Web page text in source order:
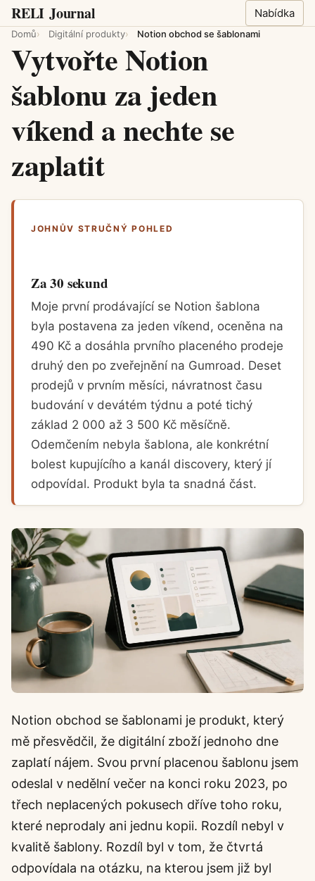
RELI Journal Nabídka
Domů Digitální produkty Notion obchod se šablonami
Vytvořte Notion
šablonu za jeden
víkend a nechte se
zaplatit
JOHNŮV STRUČNÝ POHLED
Za 30 sekund
Moje první prodávající se Notion šablona
byla postavena za jeden víkend, oceněna na
490 Kč a dosáhla prvního placeného prodeje
druhý den po zveřejnění na Gumroad. Deset
prodejů v prvním měsíci, návratnost času
budování v devátém týdnu a poté tichý
základ 2 000 až 3 500 Kč měsíčně.
Odemčením nebyla šablona, ale konkrétní
bolest kupujícího a kanál discovery, který jí
odpovídal. Produkt byla ta snadná část.
Notion obchod se šablonami je produkt, který
mě přesvědčil, že digitální zboží jednoho dne
zaplatí nájem. Svou první placenou šablonu jsem
odeslal v nedělní večer na konci roku 2023, po
třech neplacených pokusech dříve toho roku,
které neprodaly ani jednu kopii. Rozdíl nebyl v
kvalitě šablony. Rozdíl byl v tom, že čtvrtá
odpovídala na otázku, na kterou jsem již byl